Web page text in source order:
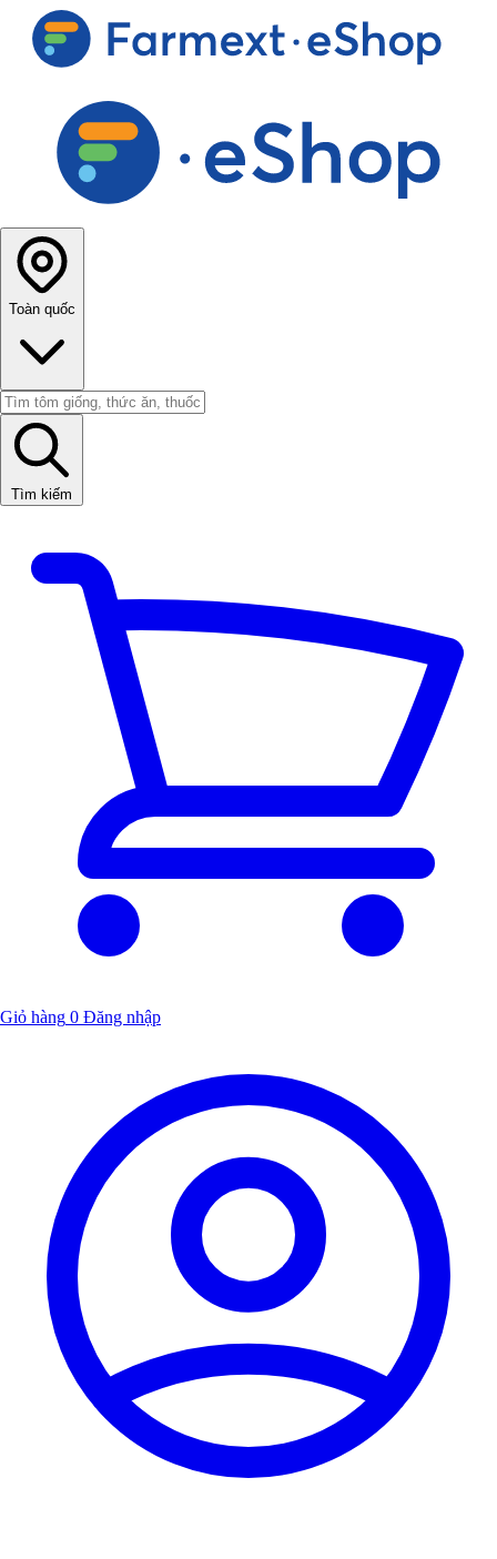
Toàn quốc
Tìm kiếm
Giỏ hàng 0 Đăng nhập